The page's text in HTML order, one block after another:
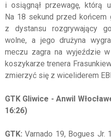
i osiągnął przewagę, którą
Na 18 sekund przed końcem
z dystansu rozgrywający
wolne, a jego drużyna
meczu zagra na wyjeździe
koszykarze trenera
zmierzyć się z wiceliderem
GTK Gliwice - Anwil
16:26)
GTK:Varnado 19, Bogues Jr.